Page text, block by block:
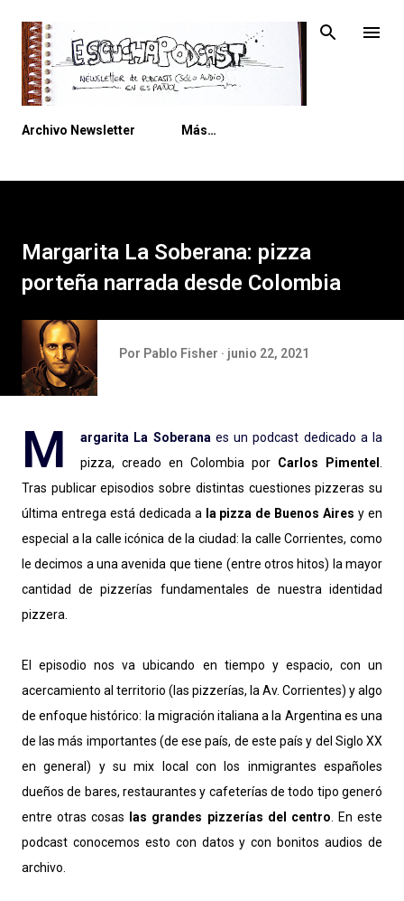
Archivo Newsletter Más…
Margarita La Soberana: pizza
porteña narrada desde Colombia
Por Pablo Fisher junio 22, 2021
M argarita La Soberanaes un podcast dedicado a la
pizza, creado en Colombia por Carlos Pimentel .
Tras publicar episodios sobre distintas cuestiones pizzeras su
última entrega está dedicada a la pizza de Buenos Aires y en
especial a la calle icónica de la ciudad: la calle Corrientes, como
le decimos a una avenida que tiene (entre otros hitos) la mayor
cantidad de pizzerías fundamentales de nuestra identidad
pizzera.
El episodio nos va ubicando en tiempo y espacio, con un
acercamiento al territorio (las pizzerías, la Av. Corrientes) y algo
de enfoque histórico: la migración italiana a la Argentina es una
de las más importantes (de ese país, de este país y del Siglo XX
en general) y su mix local con los inmigrantes españoles
dueños de bares, restaurantes y cafeterías de todo tipo generó
entre otras cosas
las grandes pizzerías del centro. En este
podcast conocemos esto con datos y con bonitos audios de
archivo.